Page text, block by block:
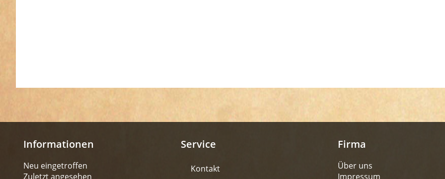
Informationen
Neu eingetroffen
Zuletzt angesehen
Service
Kontakt
Firma
Über uns
Impressum